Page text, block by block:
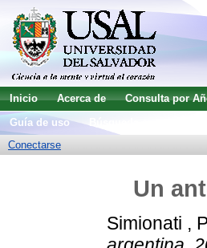
Inicio Acerca de Consulta por
Guía de uso
Conectarse
Un
Simionati ,